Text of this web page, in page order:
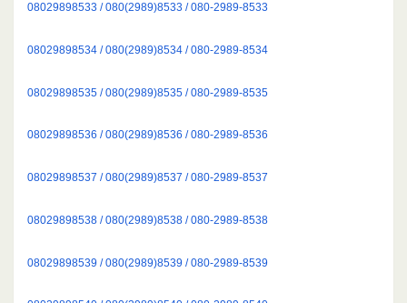
08029898533 / 080(2989)8533 / 080-2989-8533
08029898534 / 080(2989)8534 / 080-2989-8534
08029898535 / 080(2989)8535 / 080-2989-8535
08029898536 / 080(2989)8536 / 080-2989-8536
08029898537 / 080(2989)8537 / 080-2989-8537
08029898538 / 080(2989)8538 / 080-2989-8538
08029898539 / 080(2989)8539 / 080-2989-8539